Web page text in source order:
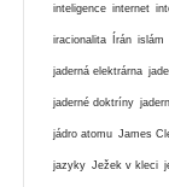
inteligence internet
iracionalita Írán islám
jaderná elektrárna
jaderné doktríny
jádro atomu James
jazyky Ježek v kleci